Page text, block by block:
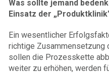
Was sollte jemand
Einsatz der
Ein wesentlicher
richtige Zusammensetzung
sollen die Prozesskette
weiter zu erhöhen, werden